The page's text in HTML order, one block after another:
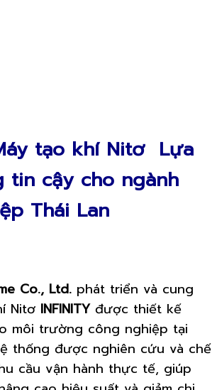
tạo khí Nitơ Lựa
tin cậy cho ngành
Thái Lan
Co., Ltd. phát triển và cung
Nitơ INFINITYđược thiết kế
môi trường công nghiệp tại
thống được nghiên cứu và chế
cầu vận hành thực tế, giúp